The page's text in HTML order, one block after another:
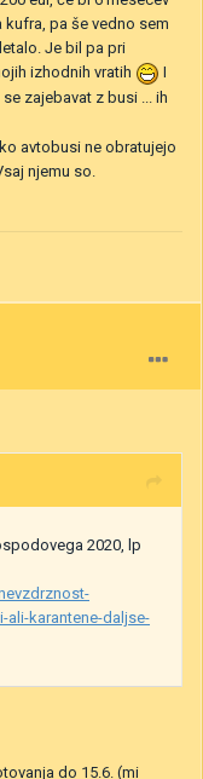
kufra, pa še vedno sem
Je bil pa pri
izhodnih vratih
I
zajebavat z busi ... ih
avtobusi ne obratujejo
njemu so.
2020, lp
ali-karantene-daljse-
do 15.6. (mi